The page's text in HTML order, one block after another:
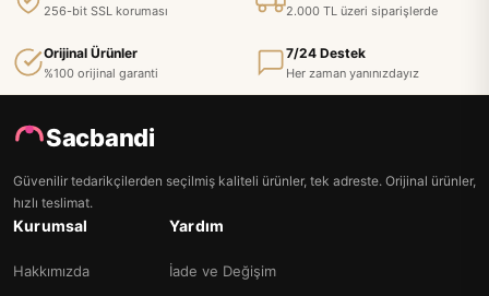
256-bit SSL koruması 2.000 TL üzeri siparişlerde
Orijinal Ürünler
%100 orijinal garanti
7/24 Destek
Her zaman yanınızdayız
Sacbandi
Güvenilir tedarikçilerden seçilmiş kaliteli ürünler, tek adreste. Orijinal ürünler,
hızlı teslimat.
Kurumsal
Hakkımızda
Yardım
İade ve Değişim